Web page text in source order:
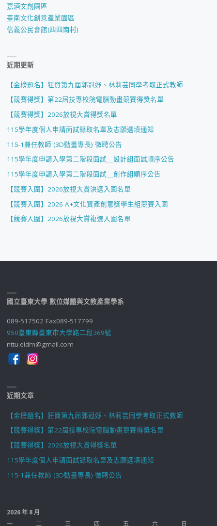
嘉酒文創園區
臺南文化創意產業園區
信義公民會館(四四南村)
近期更新
【金榜題名】狂賀第九屆郭冠妤、林莉芸同學考取正式教師
【競賽得獎】第22屆技專校院電腦動畫競賽得獎名單
【競賽得獎】2026放視大賞得獎名單
115學年度個人申請面試錄取名單及志願選填通知
115-1兼任教師 (3D動畫專長) 徵聘公告
115學年度申請入學第二階段面試＿設計組面試順序公告
115學年度申請入學第二階段面試＿創作組順序公告
【競賽入圍】2026放視大賞決選入圍名單
【競賽入圍】2026 A+文化資產創意獎學生組競賽入圍
【競賽入圍】2026放視大賞複選入圍名單
國立臺東大學 數位媒體與文教產業學系
089-517502 Fax089-517799
950臺東縣臺東市大學路二段369號
nttu.eidm@gmail.com
近期文章
【金榜題名】狂賀第九屆郭冠妤、林莉芸同學考取正式教師
【競賽得獎】第22屆技專校院電腦動畫競賽得獎名單
【競賽得獎】2026放視大賞得獎名單
115學年度個人申請面試錄取名單及志願選填通知
115-1兼任教師 (3D動畫專長) 徵聘公告
2026 年 8 月
一
二 三 四 五 六 日